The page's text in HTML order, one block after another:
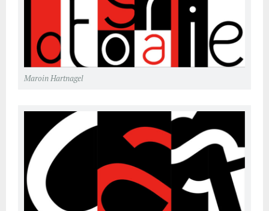
Maroin Hartnagel